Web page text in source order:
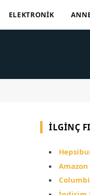
ELEKTRONIK
İLGINÇ